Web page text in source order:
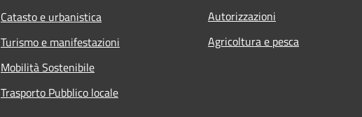
Catasto e urbanistica
Turismo e manifestazioni
Mobilità Sostenibile
Trasporto Pubblico locale
Autorizzazioni
Agricoltura e pesca